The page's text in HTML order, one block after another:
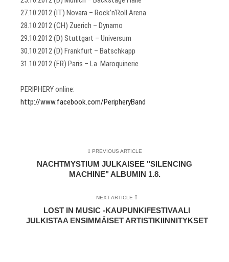
27.10.2012 (IT) Novara – Rock’n‘Roll Arena
28.10.2012 (CH) Zuerich – Dynamo
29.10.2012 (D) Stuttgart – Universum
30.10.2012 (D) Frankfurt – Batschkapp
31.10.2012 (FR) Paris – La Maroquinerie
PERIPHERY online:
http://www.facebook.com/PeripheryBand
PREVIOUS ARTICLE
NACHTMYSTIUM JULKAISEE "SILENCING
MACHINE" ALBUMIN 1.8.
NEXT ARTICLE
LOST IN MUSIC -KAUPUNKIFESTIVAALI
JULKISTAA ENSIMMÄISET ARTISTIKIINNITYKSET